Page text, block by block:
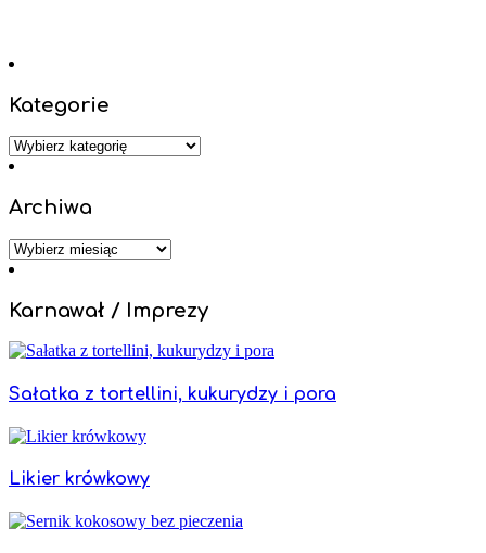
Kategorie
Kategorie
Archiwa
Archiwa
Karnawał / Imprezy
Sałatka z tortellini, kukurydzy i pora
Likier krówkowy